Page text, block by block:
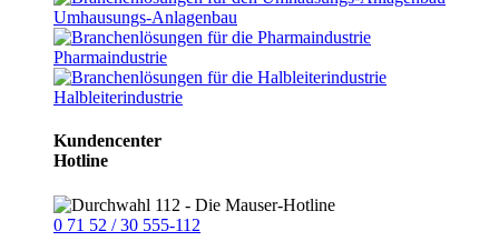
Umhausungs-Anlagenbau
Pharmaindustrie
Halbleiterindustrie
Kundencenter
Hotline
0 71 52 / 30 555-112